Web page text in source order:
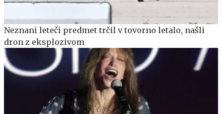
Neznani leteči predmet trčil v tovorno letalo, našli
dron z eksplozivom